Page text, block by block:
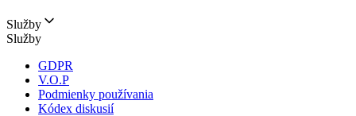
Služby
Služby
GDPR
V.O.P
Podmienky používania
Kódex diskusií